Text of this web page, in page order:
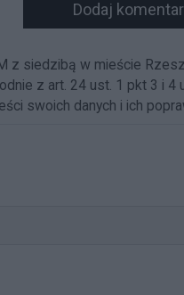
Dodaj
z siedzibą w mieście
z art. 24 ust. 1 pkt 3 i 4
swoich danych i ich